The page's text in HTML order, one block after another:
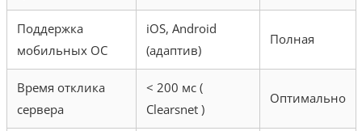
Поддержка
мобильных ОС
iOS, Android
(адаптив)
Полная
Время отклика
сервера
< 200 мс (
Clearsnet )
Оптимально